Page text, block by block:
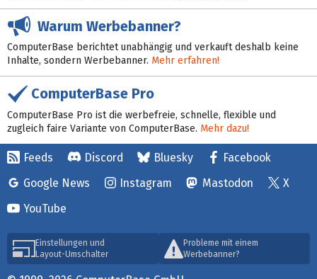
Warum Werbebanner?
ComputerBase berichtet unabhängig und verkauft deshalb keine
Inhalte, sondern Werbebanner. Mehr erfahren!
ComputerBase Pro
ComputerBase Pro ist die werbefreie, schnelle, flexible und
zugleich faire Variante von ComputerBase. Mehr dazu!
Feeds Discord Bluesky
Facebook
Google News
Instagram Mastodon
X
YouTube
Einstellungen und
Layout-Umschalter
Probleme mit einem
Werbebanner?